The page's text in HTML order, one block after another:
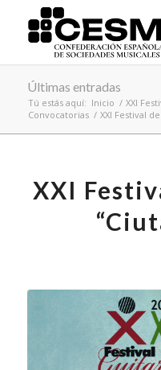
Últimas entradas
Tú estás aquí: Inicio / XXI
Convocatorias / XXI Festival
XXI